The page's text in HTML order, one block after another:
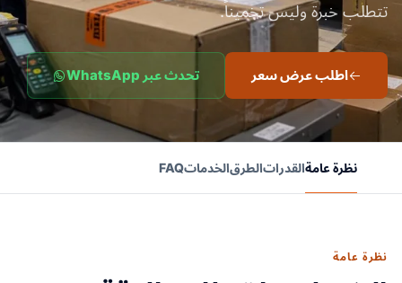
تتطلب خبرة وليس تخميناً.
اطلب عرض سعر تحدث عبر WhatsApp
نظرة عامةالقدراتالطرقالخدماتFAQ
نظرة عامة